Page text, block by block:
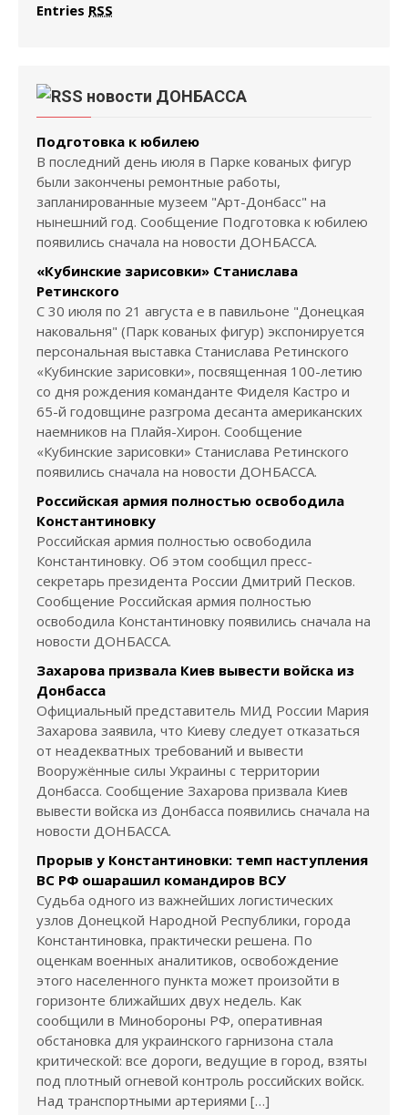
Entries RSS
новости ДОНБАССА
Подготовка к юбилею
В последний день июля в Парке кованых фигур
были закончены ремонтные работы,
запланированные музеем "Арт-Донбасс" на
нынешний год. Сообщение Подготовка к юбилею
появились сначала на новости ДОНБАССА.
«Кубинские зарисовки» Станислава
Ретинского
С 30 июля по 21 августа е в павильоне "Донецкая
наковальня" (Парк кованых фигур) экспонируется
персональная выставка Станислава Ретинского
«Кубинские зарисовки», посвященная 100-летию
со дня рождения команданте Фиделя Кастро и
65-й годовщине разгрома десанта американских
наемников на Плайя-Хирон. Сообщение
«Кубинские зарисовки» Станислава Ретинского
появились сначала на новости ДОНБАССА.
Российская армия полностью освободила
Константиновку
Российская армия полностью освободила
Константиновку. Об этом сообщил пресс-
секретарь президента России Дмитрий Песков.
Сообщение Российская армия полностью
освободила Константиновку появились сначала на
новости ДОНБАССА.
Захарова призвала Киев вывести войска из
Донбасса
Официальный представитель МИД России Мария
Захарова заявила, что Киеву следует отказаться
от неадекватных требований и вывести
Вооружённые силы Украины с территории
Донбасса. Сообщение Захарова призвала Киев
вывести войска из Донбасса появились сначала на
новости ДОНБАССА.
Прорыв у Константиновки: темп наступления
ВС РФ ошарашил командиров ВСУ
Судьба одного из важнейших логистических
узлов Донецкой Народной Республики, города
Константиновка, практически решена. По
оценкам военных аналитиков, освобождение
этого населенного пункта может произойти в
горизонте ближайших двух недель. Как
сообщили в Минобороны РФ, оперативная
обстановка для украинского гарнизона стала
критической: все дороги, ведущие в город, взяты
под плотный огневой контроль российских войск.
Над транспортными артериями […]